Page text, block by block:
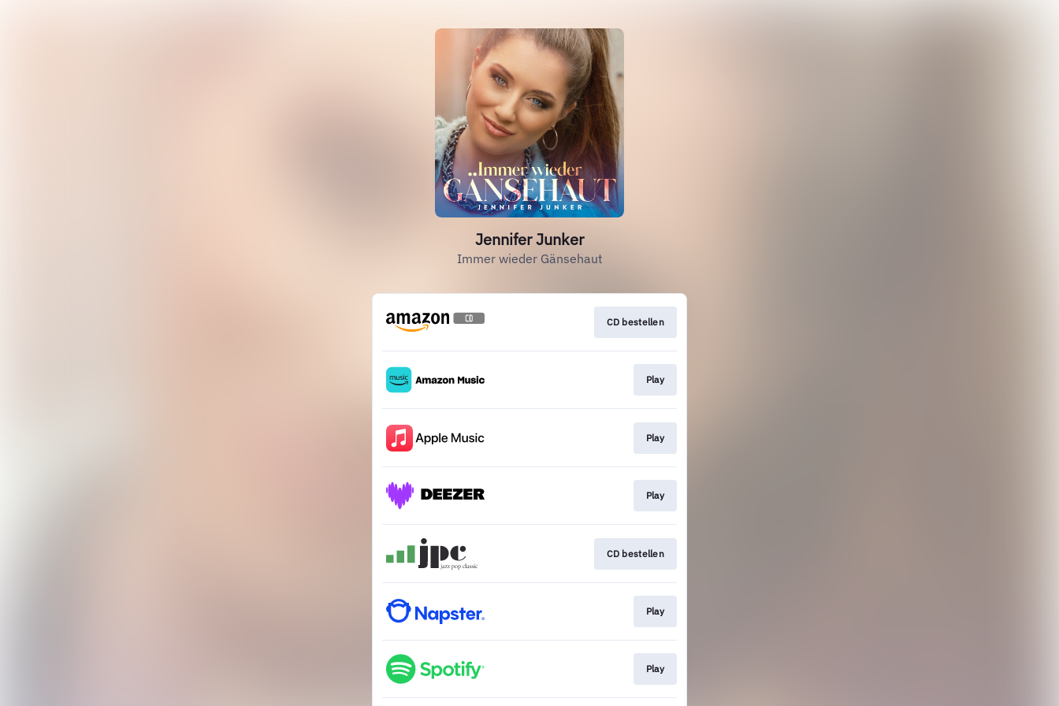
Jennifer Junker
Immer wieder Gänsehaut
CD bestellen
Play
Play
Play
CD bestellen
Play
Play